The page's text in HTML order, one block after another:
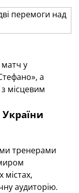
матч у
а
з місцевим
тренерами
аудиторію.